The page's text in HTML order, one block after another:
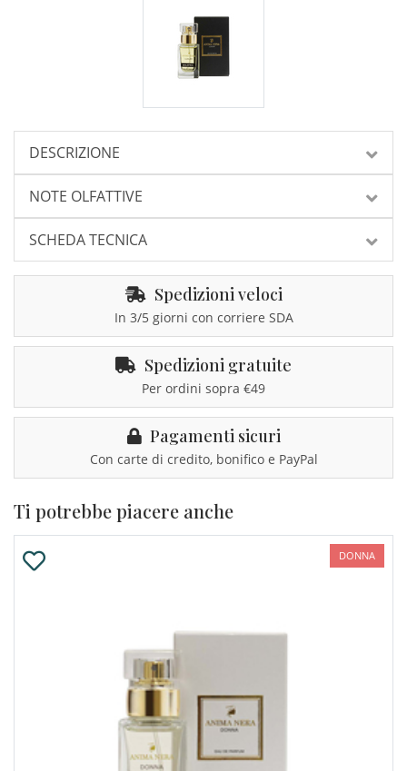
DESCRIZIONE
NOTE OLFATTIVE
SCHEDA TECNICA
Spedizioni veloci
In 3/5 giorni con corriere SDA
Spedizioni gratuite
Per ordini sopra €49
Pagamenti sicuri
Con carte di credito, bonifico e PayPal
Ti potrebbe piacere anche
DONNA